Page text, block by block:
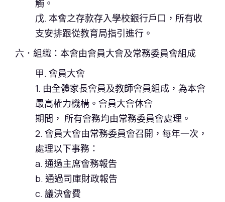
觸。
戊. 本會之存款存入學校銀行戶口，所有收
支安排跟從教育局指引進行。
六．組織：本會由會員大會及常務委員會組成
甲. 會員大會
1. 由全體家長會員及教師會員組成，為本會
最高權力機構。會員大會休會
期間， 所有會務均由常務委員會處理。
2. 會員大會由常務委員會召開，每年一次，
處理以下事務：
a. 通過主席會務報告
b. 通過司庫財政報告
c. 議決會費